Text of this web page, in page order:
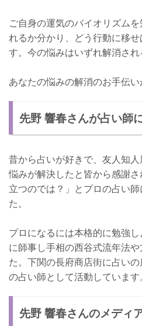
ご自身の運気のバイオリズム
れるか分かり、どう行動に移
す。今の悩みはいずれ解消され
あなたの悩みの解消のお手伝い
先野 響春さんが占い師
昔から占いが好きで、友人知人
悩みが解決したと皆から感謝
立つのでは？」とプロの占い
た。
プロになるには本格的に勉強
に師事し手相の西谷式流年法
た。下関の長府商店街に占い
の占い師として活動しています。
先野 響春さんのメディ